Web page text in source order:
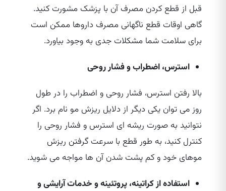
قبل از قطع کردن مصرف آن با پزشک مشورت کنید.
گاهی اوقات قطع ناگهانی مصرف داروها ممکن است
برای سلامت شما مشکلات جدی به وجود بیاورد.
استرس، اضطراب و فشار روحی
بالا رفتن استرس، فشار روحی و اضطراب را در طول
روز می‌ توان یکی دیگر از دلایل ریزش مو نام برد. اگر
نتوانید به صورت ریشه‌ ای استرس و فشار روحی را
کنترل کنید، به طور قطع با سرعت گرفتن ریزش
موهای خود و کم پشت شدن آن ها مواجه می‌ شوید.
استفاده از کراتینه، پروتئینه و خدمات آرایشی و